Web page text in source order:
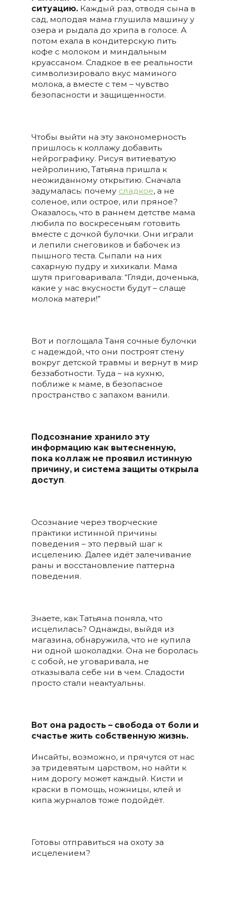
ситуацию.Каждый раз, отводя сына в
сад, молодая мама глушила машину у
озера и рыдала до хрипа в голосе. А
потом ехала в кондитерскую пить
кофе с молоком и миндальным
круассаном. Сладкое в ее реальности
символизировало вкус маминого
молока, а вместе с тем – чувство
безопасности и защищенности.
Чтобы выйти на эту закономерность
пришлось к коллажу добавить
нейрографику. Рисуя витиеватую
нейролинию, Татьяна пришла к
неожиданному открытию. Сначала
задумалась: почему сладкое, а не
соленое, или острое, или пряное?
Оказалось, что в раннем детстве мама
любила по воскресеньям готовить
вместе с дочкой булочки. Они играли
и лепили снеговиков и бабочек из
пышного теста. Сыпали на них
сахарную пудру и хихикали. Мама
шутя приговаривала: “Гляди, доченька,
какие у нас вкусности будут – слаще
молока матери!”
Вот и поглощала Таня сочные булочки
с надеждой, что они построят стену
вокруг детской травмы и вернут в мир
беззаботности. Туда – на кухню,
поближе к маме, в безопасное
пространство с запахом ванили.
Подсознание хранило эту
информацию как вытесненную,
пока коллаж не проявил истинную
причину, и система защиты открыла
доступ.
Осознание через творческие
практики истинной причины
поведения – это первый шаг к
исцелению. Далее идёт залечивание
раны и восстановление паттерна
поведения.
Знаете, как Татьяна поняла, что
исцелилась? Однажды, выйдя из
магазина, обнаружила, что не купила
ни одной шоколадки. Она не боролась
с собой, не уговаривала, не
отказывала себе ни в чем. Сладости
просто стали неактуальны.
Вот она радость – свобода от боли и
счастье жить собственную жизнь.
Инсайты, возможно, и прячутся от нас
за тридевятым царством, но найти к
ним дорогу может каждый. Кисти и
краски в помощь, ножницы, клей и
кипа журналов тоже подойдёт.
Готовы отправиться на охоту за
исцелением?